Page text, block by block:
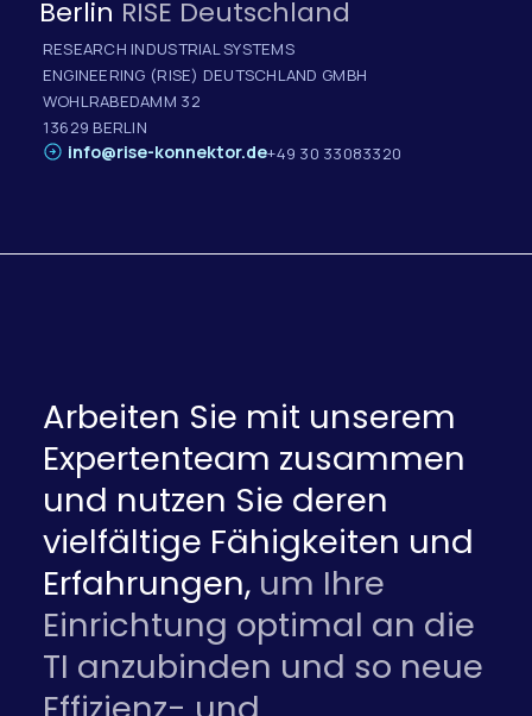
Berlin RISE Deutschland
RESEARCH INDUSTRIAL SYSTEMS
ENGINEERING (RISE) DEUTSCHLAND GMBH
WOHLRABEDAMM 32
13629 BERLIN
info@rise-konnektor.de+49 30 33083320
Arbeiten Sie mit unserem
Expertenteam zusammen
und nutzen Sie deren
vielfältige Fähigkeiten und
Erfahrungen, um Ihre
Einrichtung optimal an die
TI anzubinden und so neue